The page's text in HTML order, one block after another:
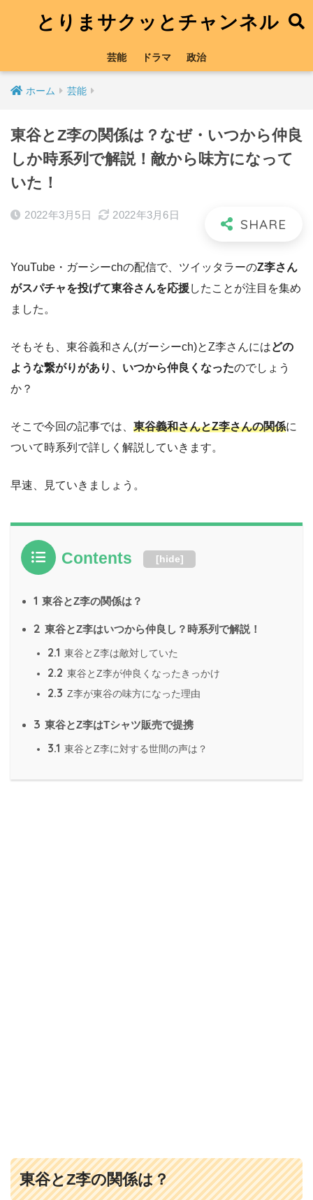
とりまサクッとチャンネル
芸能 ドラマ 政治
ホーム 芸能
東谷とZ李の関係は？なぜ・いつから仲良
しか時系列で解説！敵から味方になって
いた！
2022年3月5日 2022年3月6日
YouTube・ガーシーchの配信で、ツイッタラーのZ李さん
がスパチャを投げて東谷さんを応援したことが注目を集め
ました。
そもそも、東谷義和さん(ガーシーch)とZ李さんにはどの
ような繋がりがあり、いつから仲良くなったのでしょう
か？
そこで今回の記事では、 東谷義和さんとZ李さんの関係に
ついて時系列で詳しく解説していきます。
早速、見ていきましょう。
Contents [hide]
1 東谷とZ李の関係は？
2 東谷とZ李はいつから仲良し？時系列で解説！
2.1 東谷とZ李は敵対していた
2.2 東谷とZ李が仲良くなったきっかけ
2.3 Z李が東谷の味方になった理由
3 東谷とZ李はTシャツ販売で提携
3.1 東谷とZ李に対する世間の声は？
東谷とZ李の関係は？